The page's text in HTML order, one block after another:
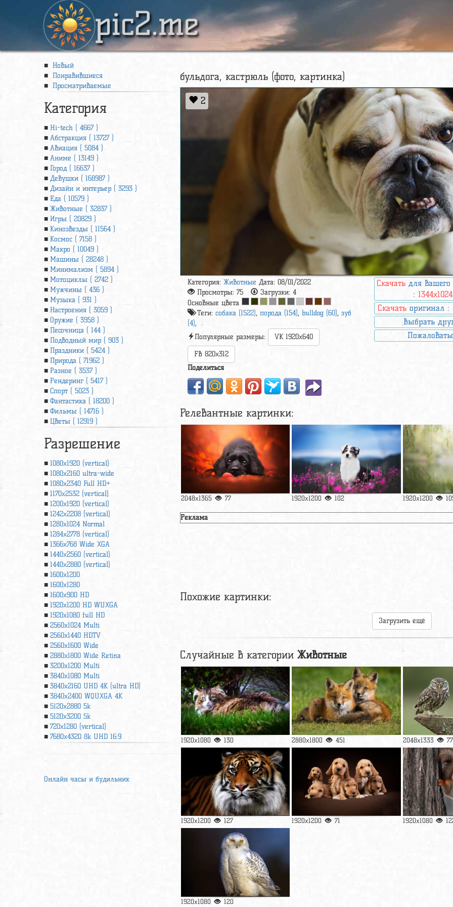
pic2.me
Новый
Понравившиеся
Просматриваемые
Категория
Hi-tech ( 4667 )
Абстракция ( 13727 )
Авиация ( 5084 )
Аниме ( 13149 )
Город ( 16637 )
Девушки ( 168987 )
Дизайн и интерьер ( 3293 )
Еда ( 10579 )
Животные ( 32837 )
Игры ( 20829 )
Кинозвезды ( 11564 )
Космос ( 7158 )
Макро ( 10049 )
Машины ( 28248 )
Минимализм ( 5894 )
Мотоциклы ( 2742 )
Мужчины ( 436 )
Музыка ( 931 )
Настроения ( 3059 )
Оружие ( 3958 )
Песочница ( 144 )
Подводный мир ( 903 )
Праздники ( 5424 )
Природа ( 71962 )
Разное ( 3537 )
Рендеринг ( 5417 )
Спорт ( 5023 )
Фантастика ( 18200 )
Фильмы ( 14716 )
Цветы ( 12919 )
Разрешение
1080x1920 (vertical)
1080x2160 ultra-wide
1080x2340 Full HD+
1170x2532 (vertical)
1200x1920 (vertical)
1242x2208 (vertical)
1280x1024 Normal
1284x2778 (vertical)
1366х768 Wide XGA
1440x2560 (vertical)
1440x2880 (vertical)
1600x1200
1600x1280
1600x900 HD
1920x1200 HD WUXGA
1920х1080 full HD
2560x1024 Multi
2560x1440 HDTV
2560x1600 Wide
2880x1800 Wide Retina
3200x1200 Multi
3840x1080 Multi
3840x2160 UHD 4К (ultra HD)
3840x2400 WQUXGA 4K
5120x2880 5k
5120x3200 5k
720x1280 (vertical)
7680x4320 8k UHD 16:9
Онлайн часы и будильник
бульдога, кастрюль (фото, картинка)
2
Категория:Животные Дата: 08/01/2022
Просмотры:75 Загрузки:4
Основные цвета
Теги:собака (1522),порода (154),bulldog (60),зуб
(4),
Популярные размеры:
VK 1920x640
FB 820x312
Скачать для
:1344x1024
Скачать оригинал :
Выбрать
Поделиться
Релевантные картинки:
2048x1365 77 1920x1200 102 1920x1200
Реклама
Похожие картинки:
Загрузить ещё
Случайные в категорииЖивотные
1920x1080 130 2880x1800 451 2048x1333 77
1920x1200 127 1920x1200 71 1920x1080
1920x1080 120